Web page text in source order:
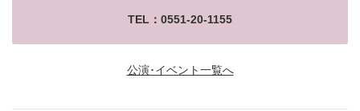
TEL：0551-20-1155
公演･イベント一覧へ